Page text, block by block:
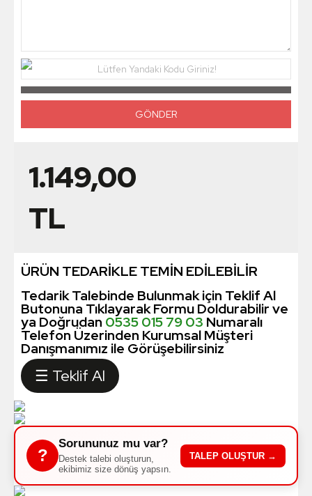
Lütfen Yandaki Kodu Giriniz!
1.149,00
TL
ÜRÜN TEDARİKLE TEMİN EDİLEBİLİR
Tedarik Talebinde Bulunmak için Teklif Al
Butonuna Tıklayarak Formu Doldurabilir ve
ya Doğrudan 0535 015 79 03 Numaralı
Telefon Üzerinden Kurumsal Müşteri
Danışmanımız ile Görüşebilirsiniz
☰ Teklif Al
?
Sorununuz mu var?
Destek talebi oluşturun,
ekibimiz size dönüş yapsın.
TALEP OLUŞTUR →